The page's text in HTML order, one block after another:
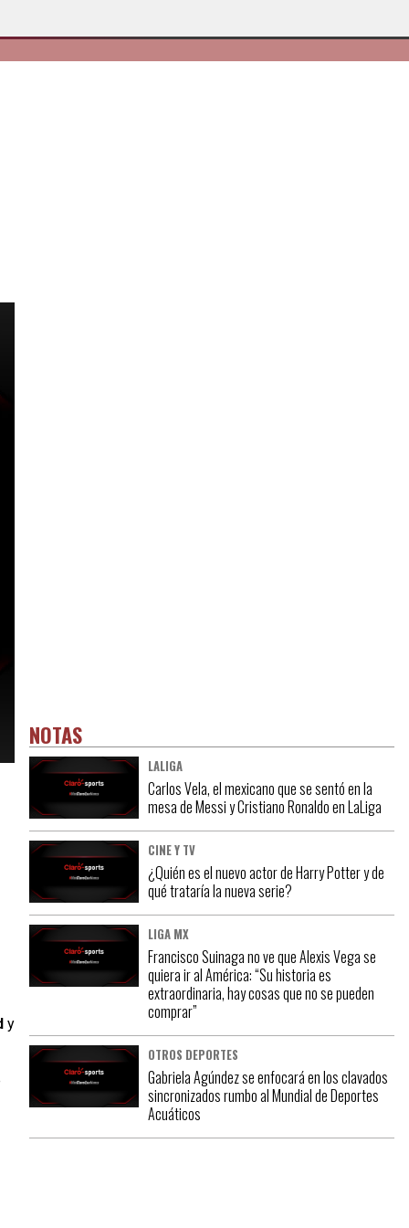
y
NOTAS
LALIGA
Carlos Vela, el mexicano que se sentó en la
mesa de Messi y Cristiano Ronaldo en LaLiga
CINE Y TV
¿Quién es el nuevo actor de Harry Potter y de
qué trataría la nueva serie?
LIGA MX
Francisco Suinaga no ve que Alexis Vega se
quiera ir al América: “Su historia es
extraordinaria, hay cosas que no se pueden
comprar”
OTROS DEPORTES
Gabriela Agúndez se enfocará en los clavados
sincronizados rumbo al Mundial de Deportes
Acuáticos